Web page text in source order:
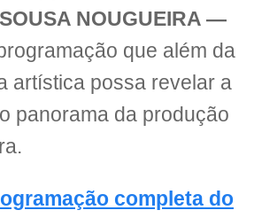
NOUGUEIRA —
que além da
artística possa revelar a
panorama da produção
completa do